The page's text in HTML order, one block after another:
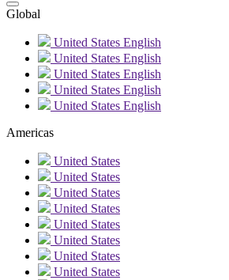
Global
United States English
United States English
United States English
United States English
United States English
Americas
United States
United States
United States
United States
United States
United States
United States
United States